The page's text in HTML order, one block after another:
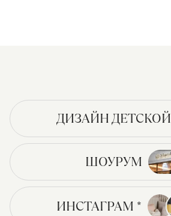
ДИЗАЙН ДЕТСКОЙ
ШОУРУМ
ИНСТАГРАМ *